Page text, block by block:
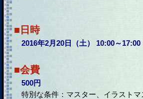
■日時
2016年2月20日（土） 10:00～17:00
■会費
500円
特別な条件：マスター、イラストマ